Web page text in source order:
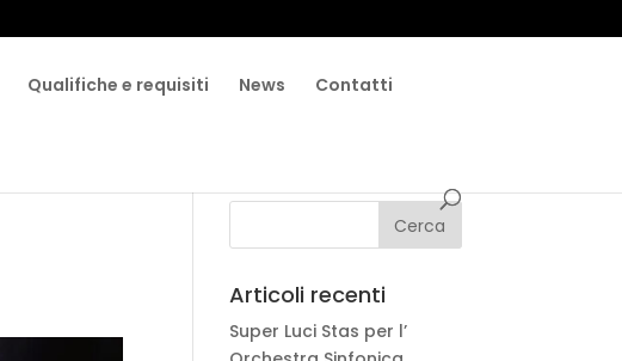
Qualifiche e requisiti News Contatti
Articoli recenti
Super Luci Stas per l’